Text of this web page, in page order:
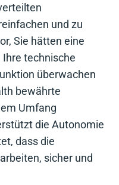
und zu
Sie hätten eine
technische
überwachen
bewährte
Umfang
die Autonomie
dass die
sicher und